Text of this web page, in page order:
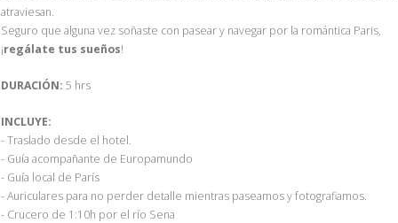
atraviesan.
Seguro que alguna vez soñaste con pasear y navegar por la romántica Paris,
¡regálate tus sueños!
DURACIÓN: 5 hrs
INCLUYE:
- Traslado desde el hotel.
- Guía acompañante de Europamundo
- Guía local de París
- Auriculares para no perder detalle mientras paseamos y fotografiamos.
- Crucero de 1:10h por el río Sena